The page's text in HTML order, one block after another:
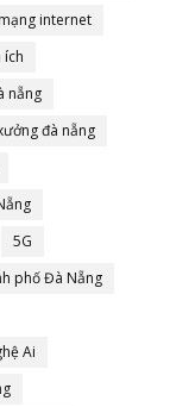
mạng internet
ích
nẵng
đà nẵng
5G
phố Đà Nẵng
Ai